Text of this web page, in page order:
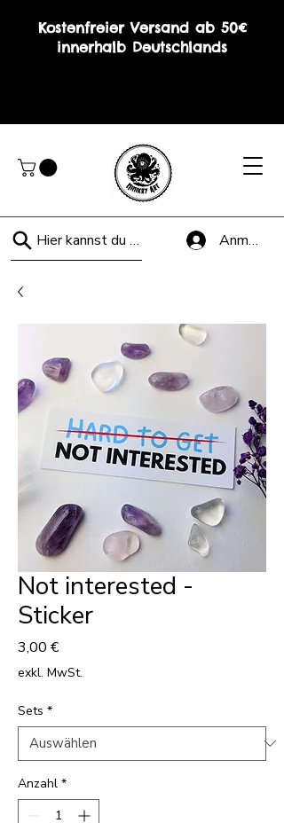
Kostenfreier Versand ab 50€
innerhalb Deutschlands
Hier kannst du suchen! Anmelden
Not interested -
Sticker
3,00 €Preis
exkl. MwSt.
Sets *
Anzahl *